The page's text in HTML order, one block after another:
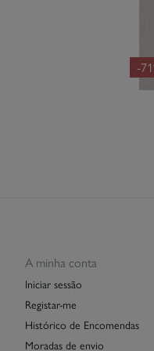
-
A minha conta
Iniciar sessão
Registar-me
Histórico de Encomendas
Moradas de envio